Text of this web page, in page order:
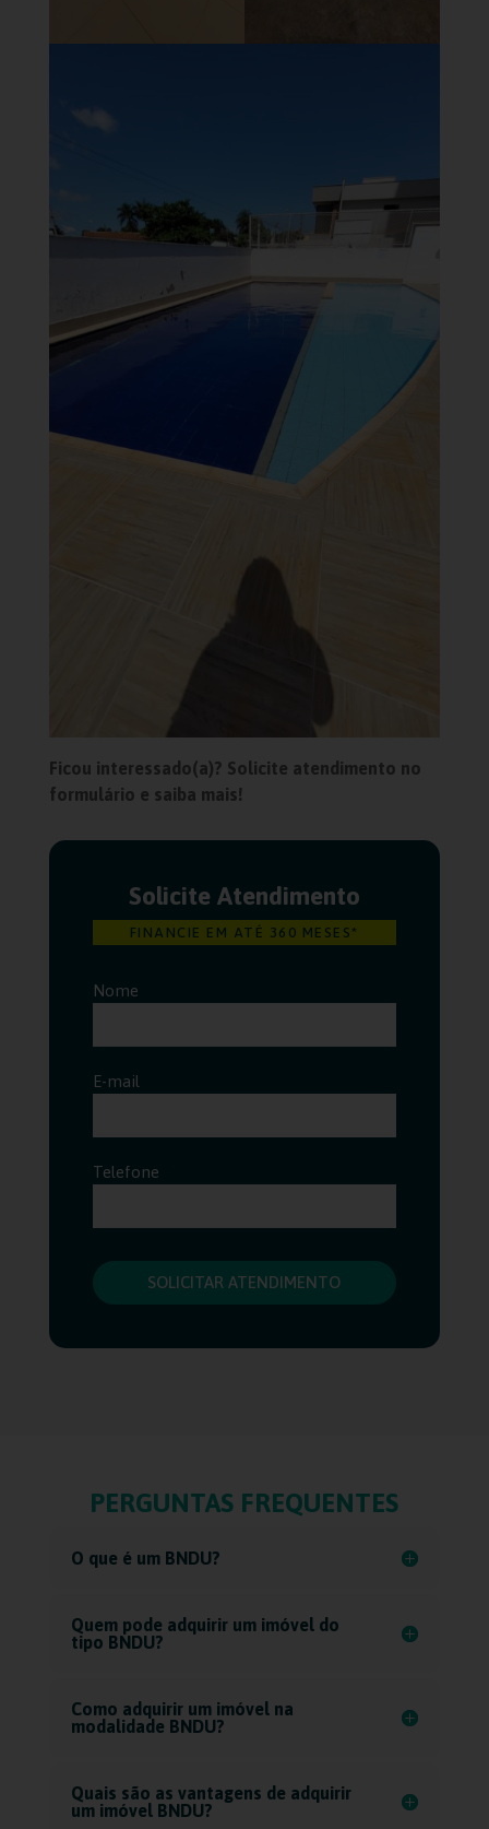
Ficou interessado(a)? Solicite atendimento no
formulário e saiba mais!
Solicite Atendimento
FINANCIE EM ATÉ 360 MESES*
Nome
E-mail
Telefone
PERGUNTAS FREQUENTES
O que é um BNDU?
Quem pode adquirir um imóvel do
tipo BNDU?
Como adquirir um imóvel na
modalidade BNDU?
Quais são as vantagens de adquirir
um imóvel BNDU?